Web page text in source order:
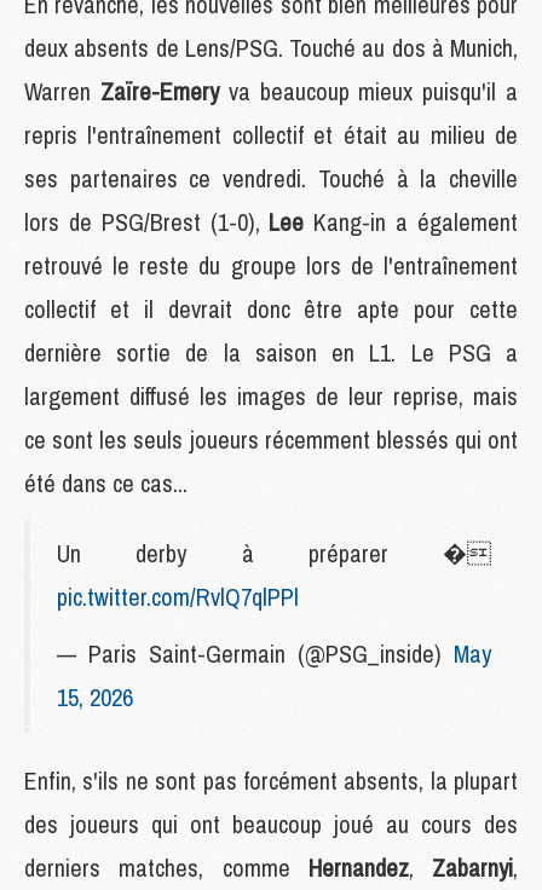
deux absents de Lens/PSG. Touché au dos à Munich,
Warren Zaïre-Emery va beaucoup mieux puisqu'il a
repris l'entraînement collectif et était au milieu de
ses partenaires ce vendredi. Touché à la cheville
lors de PSG/Brest (1-0), Lee Kang-in a également
retrouvé le reste du groupe lors de l'entraînement
collectif et il devrait donc être apte pour cette
dernière sortie de la saison en L1. Le PSG a
largement diffusé les images de leur reprise, mais
ce sont les seuls joueurs récemment blessés qui ont
été dans ce cas...
Un derby à préparer �
pic.twitter.com/RvlQ7qlPPl
— Paris Saint-Germain (@PSG_inside) May
15, 2026
Enfin, s'ils ne sont pas forcément absents, la plupart
des joueurs qui ont beaucoup joué au cours des
derniers matches, comme Hernandez, Zabarnyi,